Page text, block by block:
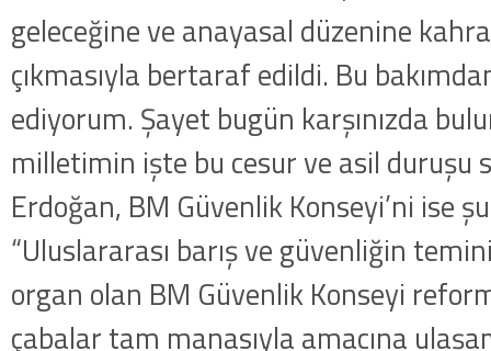
geleceğine ve anayasal düzenine
çıkmasıyla bertaraf edildi. Bu
ediyorum. Şayet bugün karşınızda
milletimin işte bu cesur ve asil duruşu
Erdoğan, BM Güvenlik Konseyi’ni ise
“Uluslararası barış ve güvenliğin
organ olan BM Güvenlik Konseyi
çabalar tam manasıyla amacına